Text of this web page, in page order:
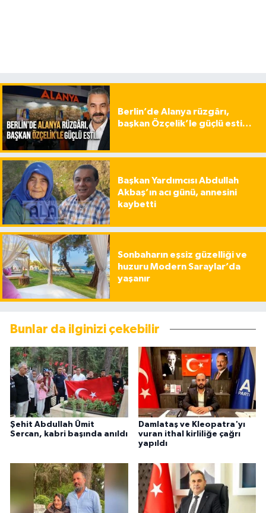
Berlin’de Alanya rüzgârı,
başkan Özçelik’le güçlü esti…
Başkan Yardımcısı Abdullah
Akbaş’ın acı günü, annesini
kaybetti
Sonbaharın eşsiz güzelliği ve
huzuru Modern Saraylar’da
yaşanır
Bunlar da ilginizi çekebilir
Şehit Abdullah Ümit
Sercan, kabri başında anıldı
Damlataş ve Kleopatra'yı
vuran ithal kirliliğe çağrı
yapıldı